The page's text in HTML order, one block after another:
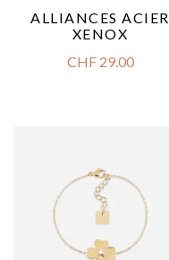
ALLIANCES ACIER
XENOX
CHF29.00